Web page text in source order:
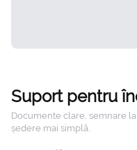
Suport pentru
Documente clare, semnare
ședere mai simplă.